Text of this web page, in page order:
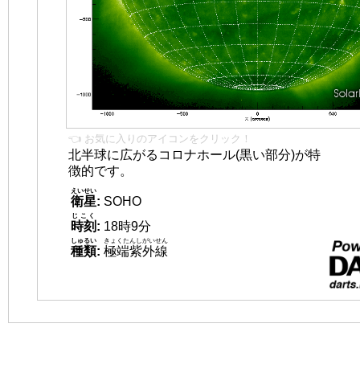
👈 お気に入りのアイコンをクリック！
北半球に広がるコロナホール(黒い部分)が特
徴的です。
衛星
えいせい
: SOHO
時刻
じこく
: 18時9分
種類
しゅるい
: 極端紫外線
きょくたんしがいせん